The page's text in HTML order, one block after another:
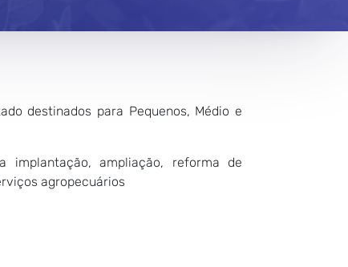
destinados para Pequenos, Médio e
implantação, ampliação, reforma de
agropecuários